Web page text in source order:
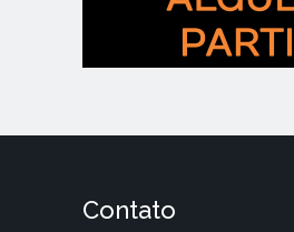
Contato